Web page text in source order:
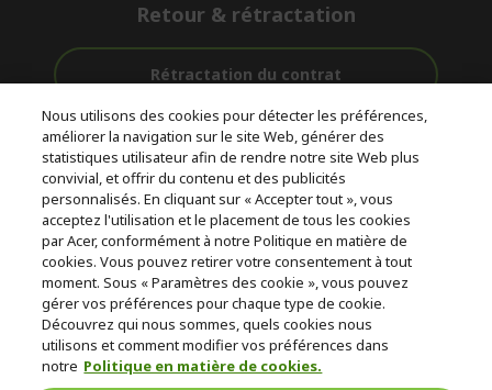
Retour & rétractation
Rétractation du contrat
Livraison
Gratuite
Accompagnement
avant et après-
vente
Avec 0%
D'intérêt
© 2026 Acer Inc.
CPYou BV est le revendeur et marchand agréé pour les produits et
services proposés au sein de ce magasin.
Nous utilisons des cookies pour détecter les préférences,
améliorer la navigation sur le site Web, générer des
statistiques utilisateur afin de rendre notre site Web plus
convivial, et offrir du contenu et des publicités
personnalisés. En cliquant sur « Accepter tout », vous
acceptez l'utilisation et le placement de tous les cookies
par Acer, conformément à notre Politique en matière de
cookies. Vous pouvez retirer votre consentement à tout
moment. Sous « Paramètres des cookie », vous pouvez
gérer vos préférences pour chaque type de cookie.
Découvrez qui nous sommes, quels cookies nous
utilisons et comment modifier vos préférences dans
notre Politique en matière de cookies.